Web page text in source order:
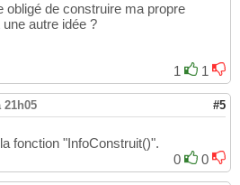
obligé de construire ma propre
autre idée ?
1
1
21h05 #5
fonction "InfoConstruit()".
0
0